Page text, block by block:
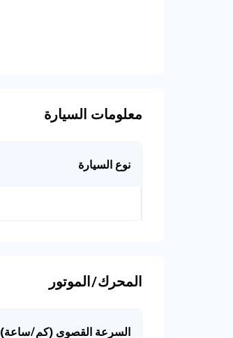
معلومات السيارة
نوع السيارة
المحرك/الموتور
السرعة القصوى (كم/ساعة)